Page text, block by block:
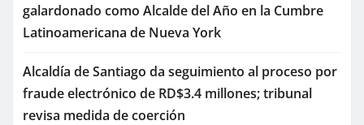
galardonado como Alcalde del Año en la Cumbre
Latinoamericana de Nueva York
Alcaldía de Santiago da seguimiento al proceso por
fraude electrónico de RD$3.4 millones; tribunal
revisa medida de coerción